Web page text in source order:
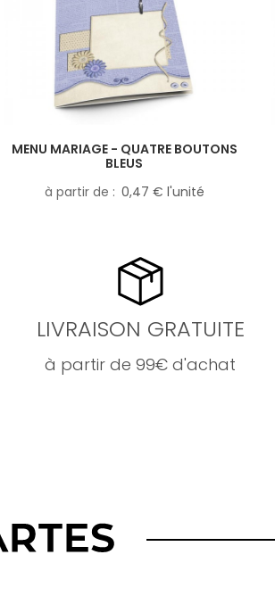
MENU MARIAGE - QUATRE BOUTONS
BLEUS
à partir de
0,47 € l'unité
LIVRAISON GRATUITE
à partir de 99€ d'achat